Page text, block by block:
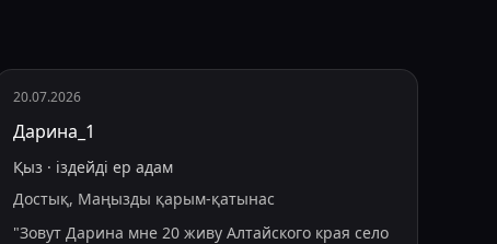
20.07.2026
Дарина_1
Қыз · іздейді ер адам
Достық, Маңызды қарым-қатынас
"Зовут Дарина мне 20 живу Алтайского края село